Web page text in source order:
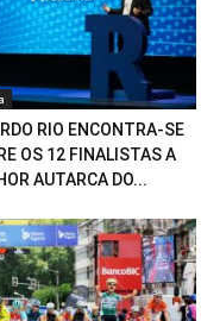
RIO ENCONTRA-SE
OS 12 FINALISTAS A
AUTARCA DO...